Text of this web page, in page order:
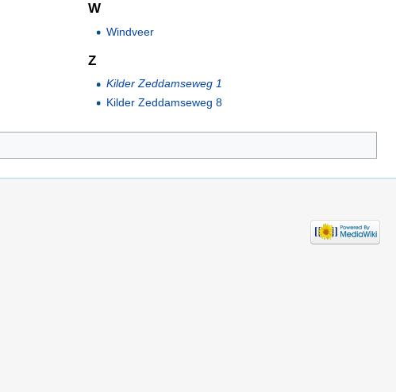
W
Windveer
Z
Kilder Zeddamseweg 1
Kilder Zeddamseweg 8